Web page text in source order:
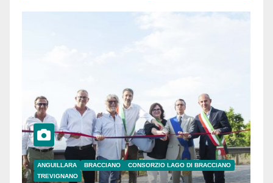
ANGUILLARA BRACCIANO
CONSORZIO LAGO DI BRACCIANO
TREVIGNANO